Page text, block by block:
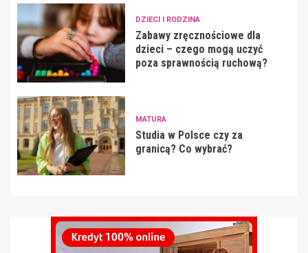
DZIECI I RODZINA
Zabawy zręcznościowe dla
dzieci – czego mogą uczyć
poza sprawnością ruchową?
MATURA
Studia w Polsce czy za
granicą? Co wybrać?